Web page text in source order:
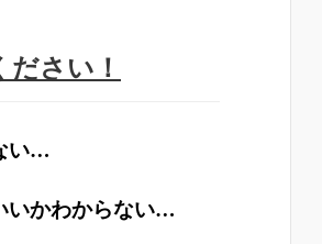
さい！
い…
いかわからない…